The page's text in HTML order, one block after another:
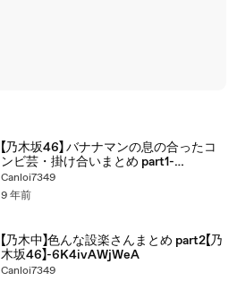
【乃木坂46】 バナナマンの息の合ったコ
ンビ芸・掛け合いまとめ part1-
ESunfjFmvWU
Canloi7349
9 年前
【乃木中】色んな設楽さんまとめ part2【乃
木坂46】-6K4ivAWjWeA
Canloi7349